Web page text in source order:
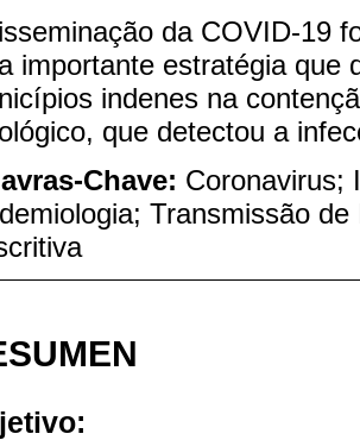
da COVID-19
importante estratégia que
indenes na
que detectou a
Chave: Coronavirus;
Transmissão